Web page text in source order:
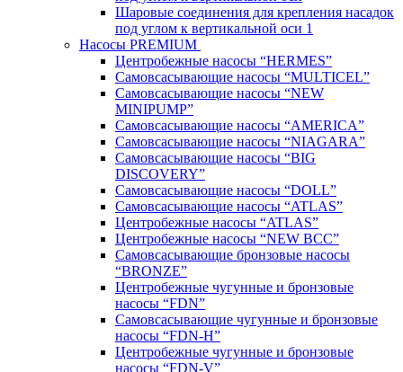
Шаровые соединения для крепления насадок
под углом к вертикальной оси 1
Насосы PREMIUM
Центробежные насосы “HERMES”
Самовсасывающие насосы “MULTICEL”
Самовсасывающие насосы “NEW
MINIPUMP”
Самовсасывающие насосы “AMERICA”
Самовсасывающие насосы “NIAGARA”
Самовсасывающие насосы “BIG
DISCOVERY”
Самовсасывающие насосы “DOLL”
Самовсасывающие насосы “ATLAS”
Центробежные насосы “ATLAS”
Центробежные насосы “NEW BCC”
Самовсасывающие бронзовые насосы
“BRONZE”
Центробежные чугунные и бронзовые
насосы “FDN”
Самовсасывающие чугунные и бронзовые
насосы “FDN-Н”
Центробежные чугунные и бронзовые
насосы “FDN-V”